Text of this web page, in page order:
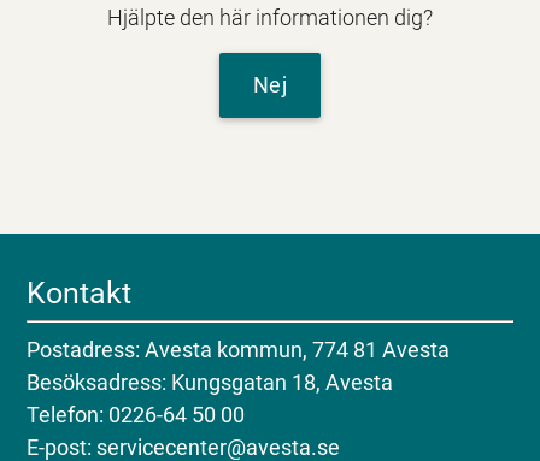
Hjälpte den här informationen dig?
Nej
Kontakt
Postadress: Avesta kommun, 774 81 Avesta
Besöksadress: Kungsgatan 18, Avesta
Telefon: 0226-64 50 00
E-post: servicecenter@avesta.se